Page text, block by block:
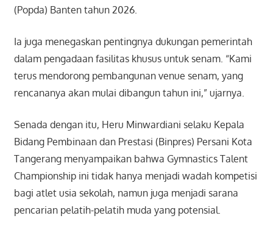
(Popda) Banten tahun 2026.
Ia juga menegaskan pentingnya dukungan pemerintah
dalam pengadaan fasilitas khusus untuk senam. “Kami
terus mendorong pembangunan venue senam, yang
rencananya akan mulai dibangun tahun ini,” ujarnya.
Senada dengan itu, Heru Minwardiani selaku Kepala
Bidang Pembinaan dan Prestasi (Binpres) Persani Kota
Tangerang menyampaikan bahwa Gymnastics Talent
Championship ini tidak hanya menjadi wadah kompetisi
bagi atlet usia sekolah, namun juga menjadi sarana
pencarian pelatih-pelatih muda yang potensial.